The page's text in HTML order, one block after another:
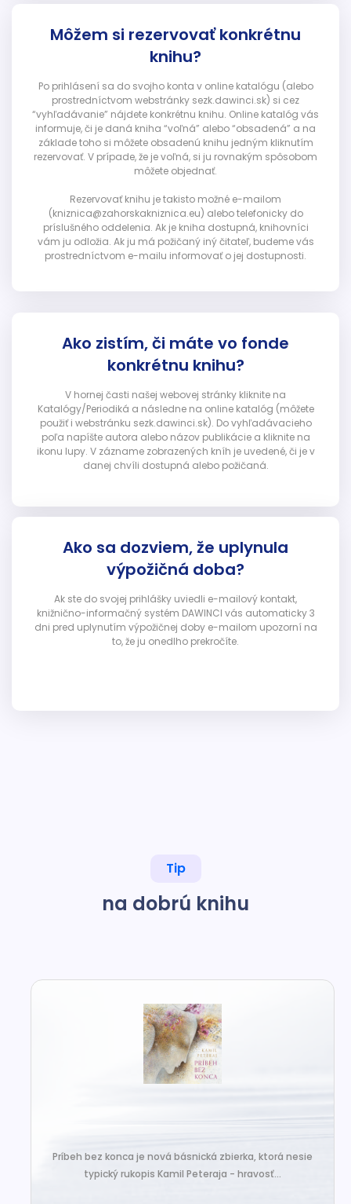
Môžem si rezervovať konkrétnu
knihu?
Po prihlásení sa do svojho konta v online katalógu (alebo
prostredníctvom webstránky sezk.dawinci.sk) si cez
“vyhľadávanie” nájdete konkrétnu knihu. Online katalóg vás
informuje, či je daná kniha “voľná” alebo “obsadená” a na
základe toho si môžete obsadenú knihu jedným kliknutím
rezervovať. V prípade, že je voľná, si ju rovnakým spôsobom
môžete objednať.
Rezervovať knihu je takisto možné e-mailom
(kniznica@zahorskakniznica.eu) alebo telefonicky do
príslušného oddelenia. Ak je kniha dostupná, knihovníci
vám ju odložia. Ak ju má požičaný iný čitateľ, budeme vás
prostredníctvom e-mailu informovať o jej dostupnosti.
Ako zistím, či máte vo fonde
konkrétnu knihu?
V hornej časti našej webovej stránky kliknite na
Katalógy/Periodiká a následne na online katalóg (môžete
použiť i webstránku sezk.dawinci.sk). Do vyhľadávacieho
poľa napíšte autora alebo názov publikácie a kliknite na
ikonu lupy. V zázname zobrazených kníh je uvedené, či je v
danej chvíli dostupná alebo požičaná.
Ako sa dozviem, že uplynula
výpožičná doba?
Ak ste do svojej prihlášky uviedli e-mailový kontakt,
knižnično-informačný systém DAWINCI vás automaticky 3
dni pred uplynutím výpožičnej doby e-mailom upozorní na
to, že ju onedlho prekročíte.
Tip
na dobrú knihu
Príbeh bez konca je nová básnická zbierka, ktorá nesie
typický rukopis Kamil Peteraja - hravosť...